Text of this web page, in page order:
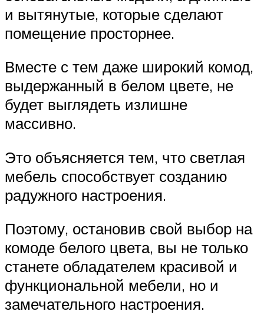
и вытянутые, которые сделают
помещение просторнее.
Вместе с тем даже широкий комод,
выдержанный в белом цвете, не
будет выглядеть излишне
массивно.
Это объясняется тем, что светлая
мебель способствует созданию
радужного настроения.
Поэтому, остановив свой выбор на
комоде белого цвета, вы не только
станете обладателем красивой и
функциональной мебели, но и
замечательного настроения.